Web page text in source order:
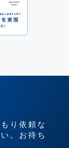
り依頼な
。お待ち